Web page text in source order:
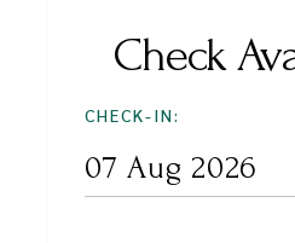
Check
CHECK-IN: